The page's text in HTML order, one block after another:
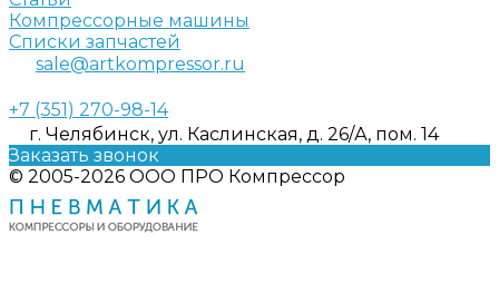
Компрессорные машины
Списки запчастей
sale@artkompressor.ru
+7 (351) 270-98-14
г. Челябинск, ул. Каслинская, д. 26/А, пом. 14
Заказать звонок
© 2005-2026 ООО ПРО Компрессор